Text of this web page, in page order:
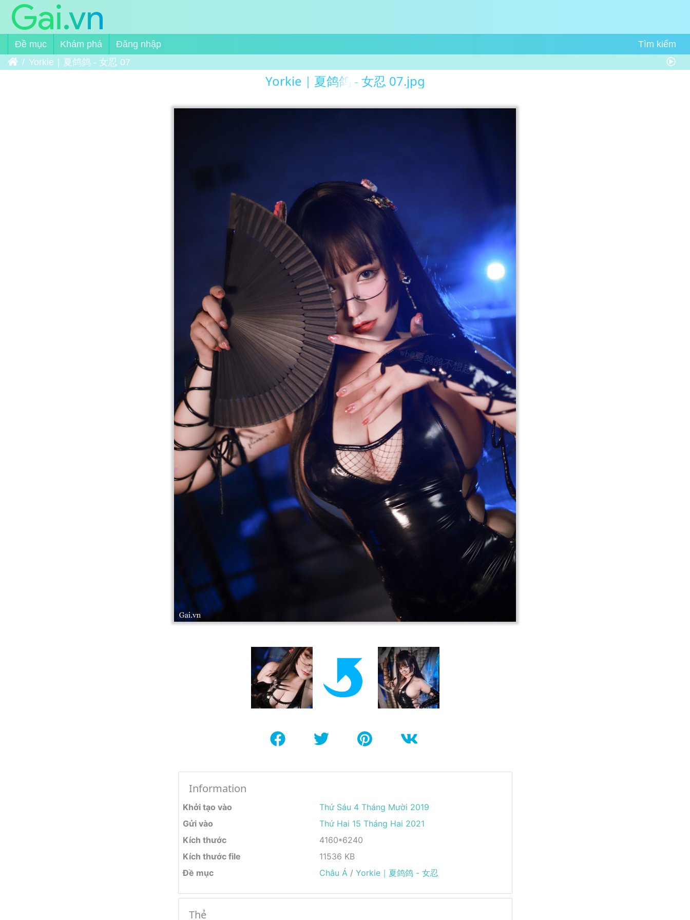
Đề mục Khám phá
Đăng nhập
Trang chủYorkie｜夏鸽鸽 - 女忍 07
Yorkie｜夏鸽鸽 - 女忍 07.jpg
Information
Khởi tạo vào
Thứ Sáu 4 Tháng Mười 2019
Gửi vào
Thứ Hai 15 Tháng Hai 2021
Kích thước
4160*6240
Kích thước file
11536 KB
Đề mục
Châu Á/ Yorkie｜夏鸽鸽 - 女忍
Thẻ